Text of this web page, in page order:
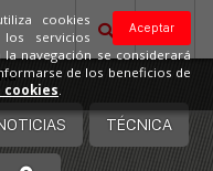
TÉCNICA
Aceptar
cookies
servicios
navegación se considerará
de los beneficios de
cookies.